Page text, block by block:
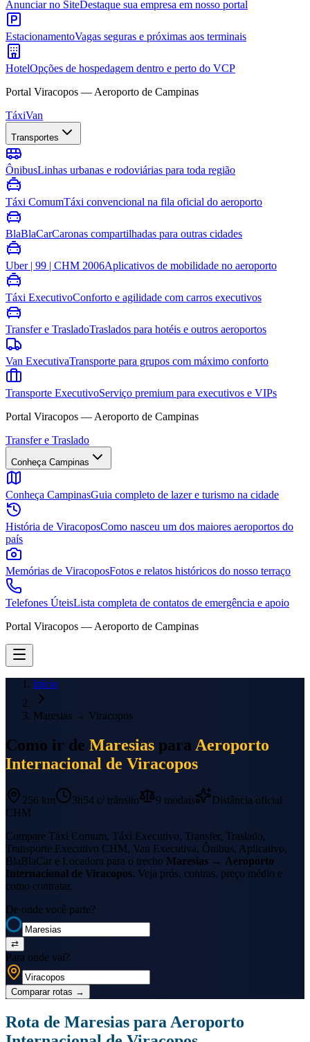
Anunciar no SiteDestaque sua empresa em nosso portal
EstacionamentoVagas seguras e próximas aos terminais
HotelOpções de hospedagem dentro e perto do VCP
Portal Viracopos — Aeroporto de Campinas
TáxiVan
Transportes
ÔnibusLinhas urbanas e rodoviárias para toda região
Táxi ComumTáxi convencional na fila oficial do aeroporto
BlaBlaCarCaronas compartilhadas para outras cidades
Uber | 99 | CHM 2006Aplicativos de mobilidade no aeroporto
Táxi ExecutivoConforto e agilidade com carros executivos
Transfer e TrasladoTraslados para hotéis e outros aeroportos
Van ExecutivaTransporte para grupos com máximo conforto
Transporte ExecutivoServiço premium para executivos e VIPs
Portal Viracopos — Aeroporto de Campinas
Transfer e Traslado
Conheça Campinas
Conheça CampinasGuia completo de lazer e turismo na cidade
História de ViracoposComo nasceu um dos maiores aeroportos do
país
Memórias de ViracoposFotos e relatos históricos do nosso terraço
Telefones ÚteisLista completa de contatos de emergência e apoio
Portal Viracopos — Aeroporto de Campinas
Início
Maresias → Viracopos
Como ir de Maresias para Aeroporto
Internacional de Viracopos
256 km 3h54 c/ trânsito 9 modais
Distância oficial
CHM
Compare Táxi Comum, Táxi Executivo, Transfer, Traslado,
Transporte Executivo CHM, Van Executiva, Ônibus, Aplicativo,
BlaBlaCar e Locadora para o trecho Maresias → Aeroporto
Internacional de Viracopos. Veja prós, contras, preço médio e
como contratar.
De onde você parte?
⇄
Para onde vai?
Comparar rotas →
Rota de Maresias para Aeroporto